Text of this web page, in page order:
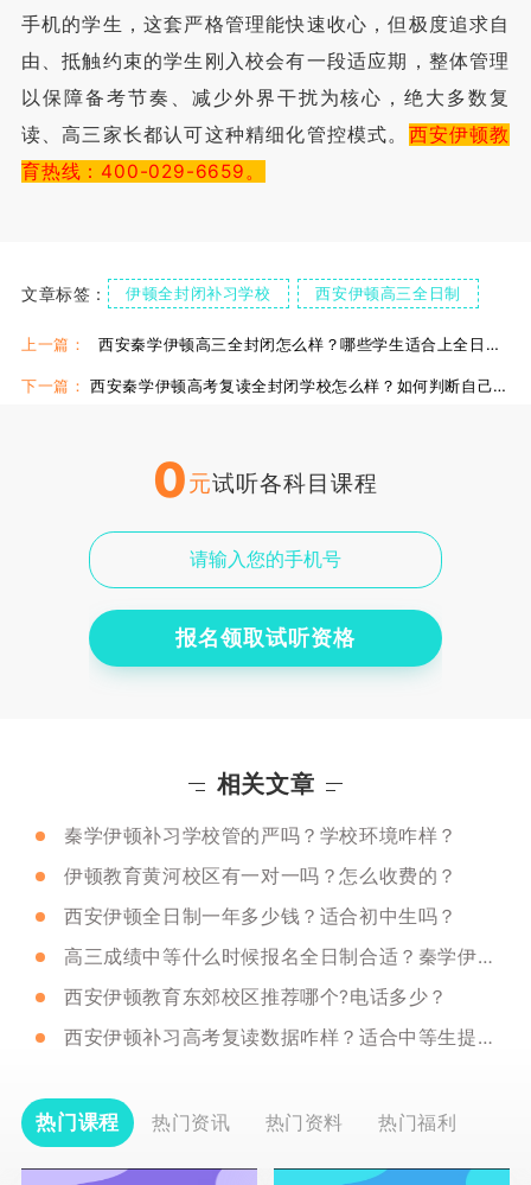
手机的学生，这套严格管理能快速收心，但极度追求自
由、抵触约束的学生刚入校会有一段适应期，整体管理
以保障备考节奏、减少外界干扰为核心，绝大多数复
读、高三家长都认可这种精细化管控模式。 西安伊顿教
育热线：400-029-6659。
文章标签： 伊顿全封闭补习学校 西安伊顿高三全日制
上一篇： 西安秦学伊顿高三全封闭怎么样？哪些学生适合上全日制补习？
下一篇： 西安秦学伊顿高考复读全封闭学校怎么样？如何判断自己是否适合复读？
0元试听各科目课程
报名领取试听资格
相关文章
秦学伊顿补习学校管的严吗？学校环境咋样？
伊顿教育黄河校区有一对一吗？怎么收费的？
西安伊顿全日制一年多少钱？适合初中生吗？
高三成绩中等什么时候报名全日制合适？秦学伊顿推荐吗？
西安伊顿教育东郊校区推荐哪个?电话多少？
西安伊顿补习高考复读数据咋样？适合中等生提分吗？
热门课程 热门资讯 热门资料 热门福利